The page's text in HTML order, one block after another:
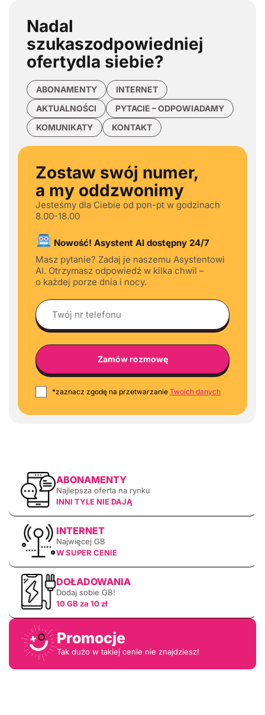
Nadal
szukaszodpowiedniej
ofertydla siebie?
ABONAMENTY
INTERNET
AKTUALNOŚCI
PYTACIE – ODPOWIADAMY
KOMUNIKATY
KONTAKT
Zostaw swój numer,
a my oddzwonimy
Jesteśmy dla Ciebie od pon-pt w godzinach
8.00-18.00
Nowość! Asystent AI dostępny 24/7
Masz pytanie? Zadaj je naszemu Asystentowi
AI. Otrzymasz odpowiedź w kilka chwil –
o każdej porze dnia i nocy.
*zaznacz zgodę na przetwarzanie Twoich danych
ABONAMENTY
Najlepsza oferta na rynku
INNI TYLE NIE DAJĄ
INTERNET
Najwięcej GB
W SUPER CENIE
DOŁADOWANIA
Dodaj sobie GB!
10 GB za 10 zł
Promocje
Tak dużo w takiej cenie nie znajdziesz!